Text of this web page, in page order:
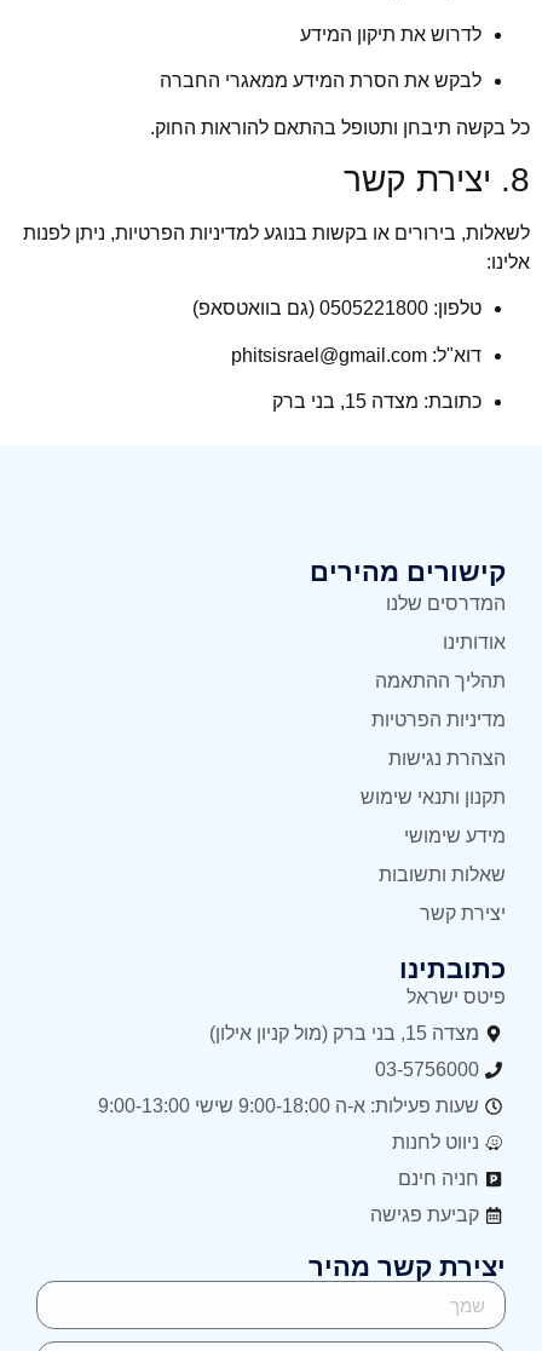
לדרוש את תיקון המידע
לבקש את הסרת המידע ממאגרי החברה
כל בקשה תיבחן ותטופל בהתאם להוראות החוק.
8. יצירת קשר
לשאלות, בירורים או בקשות בנוגע למדיניות הפרטיות, ניתן לפנות
אלינו:
טלפון: 0505221800 (גם בוואטסאפ)
דוא"ל: phitsisrael@gmail.com
כתובת: מצדה 15, בני ברק
קישורים מהירים
המדרסים שלנו
אודותינו
תהליך ההתאמה
מדיניות הפרטיות
הצהרת נגישות
תקנון ותנאי שימוש
מידע שימושי
שאלות ותשובות
יצירת קשר
כתובתינו
פיטס ישראל
מצדה 15, בני ברק (מול קניון אילון)
03-5756000
שעות פעילות: א-ה 9:00-18:00 שישי 9:00-13:00
ניווט לחנות
חניה חינם
קביעת פגישה
יצירת קשר מהיר